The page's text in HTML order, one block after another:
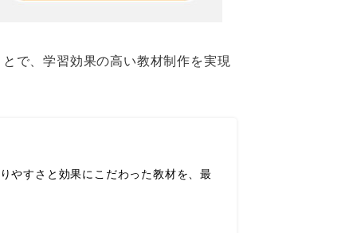
で、学習効果の高い教材制作を実現
やすさと効果にこだわった教材を、最